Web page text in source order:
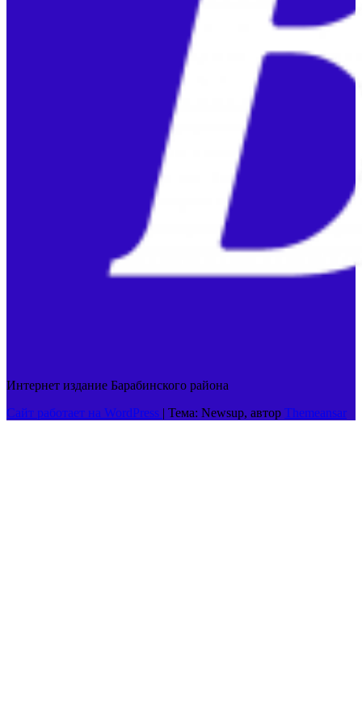
Интернет издание Барабинского района
Сайт работает на WordPress | Тема: Newsup, автор Themeansar